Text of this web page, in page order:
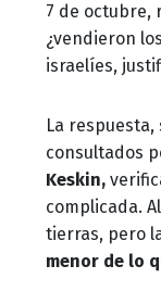
7 de octubre,
¿vendieron
israelíes,
La
consultados
Keskin,
complicada.
tierras, pero
menor de lo